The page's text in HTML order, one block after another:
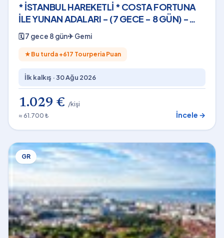
* İSTANBUL HAREKETLİ * COSTA FORTUNA
İLE YUNAN ADALARI - (7 GECE - 8 GÜN) -
2026
🗓7 gece 8 gün✈Gemi
★ Bu turda +617 Tourperia Puan
İlk kalkış ·30 Ağu 2026
1.029 € /kişi
≈ 61.700 ₺
İncele →
GR